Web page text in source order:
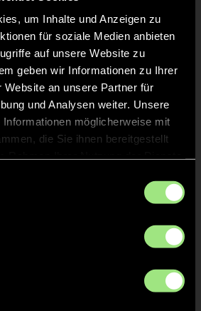
um Inhalte und Anzeigen zu
für soziale Medien anbieten
auf unsere Website zu
geben wir Informationen zu Ihrer
Website an unsere Partner für
und Analysen weiter. Unsere
möglicherweise mit
die Sie ihnen bereitgestellt
Sophie
V.